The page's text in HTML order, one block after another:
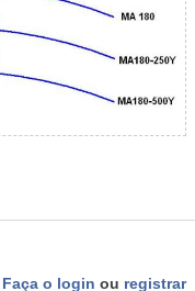
Faça o login ou registrar